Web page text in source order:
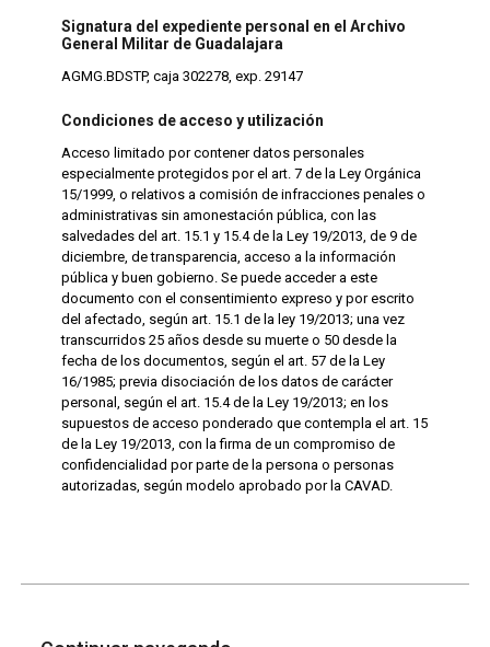
Signatura del expediente personal en el Archivo
General Militar de Guadalajara
AGMG.BDSTP, caja 302278, exp. 29147
Condiciones de acceso y utilización
Acceso limitado por contener datos personales
especialmente protegidos por el art. 7 de la Ley Orgánica
15/1999, o relativos a comisión de infracciones penales o
administrativas sin amonestación pública, con las
salvedades del art. 15.1 y 15.4 de la Ley 19/2013, de 9 de
diciembre, de transparencia, acceso a la información
pública y buen gobierno. Se puede acceder a este
documento con el consentimiento expreso y por escrito
del afectado, según art. 15.1 de la ley 19/2013; una vez
transcurridos 25 años desde su muerte o 50 desde la
fecha de los documentos, según el art. 57 de la Ley
16/1985; previa disociación de los datos de carácter
personal, según el art. 15.4 de la Ley 19/2013; en los
supuestos de acceso ponderado que contempla el art. 15
de la Ley 19/2013, con la firma de un compromiso de
confidencialidad por parte de la persona o personas
autorizadas, según modelo aprobado por la CAVAD.